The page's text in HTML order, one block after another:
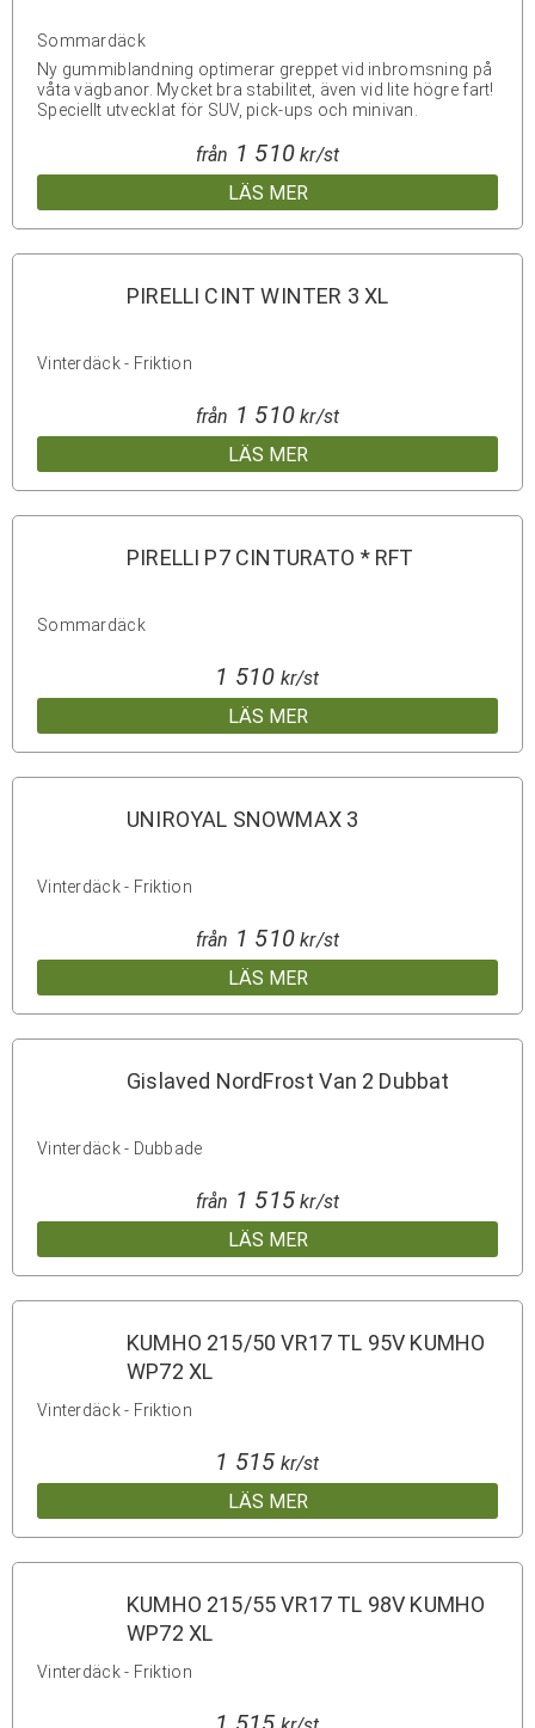
Sommardäck
Ny gummiblandning optimerar greppet vid inbromsning på
våta vägbanor. Mycket bra stabilitet, även vid lite högre fart!
Speciellt utvecklat för SUV, pick-ups och minivan.
LÄS MER
från 1 510kr/st
PIRELLI CINT WINTER 3 XL
Vinterdäck - Friktion
LÄS MER
från 1 510kr/st
PIRELLI P7 CINTURATO * RFT
Sommardäck
LÄS MER
1 510 kr/st
UNIROYAL SNOWMAX 3
Vinterdäck - Friktion
LÄS MER
från 1 510kr/st
Gislaved NordFrost Van 2 Dubbat
Vinterdäck - Dubbade
LÄS MER
från 1 515kr/st
KUMHO 215/50 VR17 TL 95V KUMHO
WP72 XL
Vinterdäck - Friktion
LÄS MER
1 515 kr/st
KUMHO 215/55 VR17 TL 98V KUMHO
WP72 XL
Vinterdäck - Friktion